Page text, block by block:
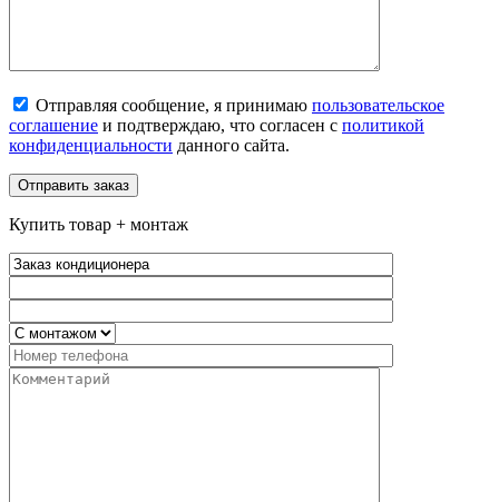
Отправляя сообщение, я принимаю пользовательское
соглашение и подтверждаю, что согласен с политикой
конфиденциальности данного сайта.
Купить товар + монтаж